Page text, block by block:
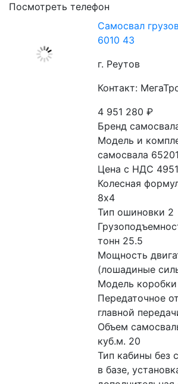
Посмотреть телефон
Самосвал
6010 43
г. Реутов
Контакт:
4 951 280₽
Бренд
Модель и
самосвала
Цена с НДС
Колесная
8x4
Тип ошиновки 2
тонн 25.5
Мощность
(лошадиные
Модель коробки
Передаточное
главной
Объем
куб.м. 20
Тип кабины без
в базе,